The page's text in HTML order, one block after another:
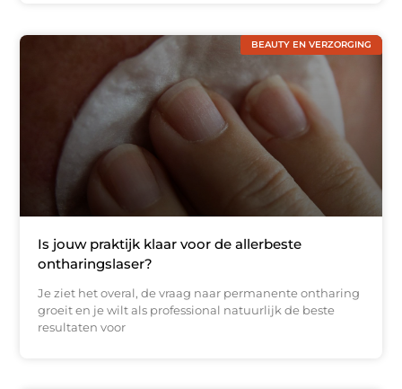
BEAUTY EN VERZORGING
Is jouw praktijk klaar voor de allerbeste
ontharingslaser?
Je ziet het overal, de vraag naar permanente ontharing
groeit en je wilt als professional natuurlijk de beste
resultaten voor